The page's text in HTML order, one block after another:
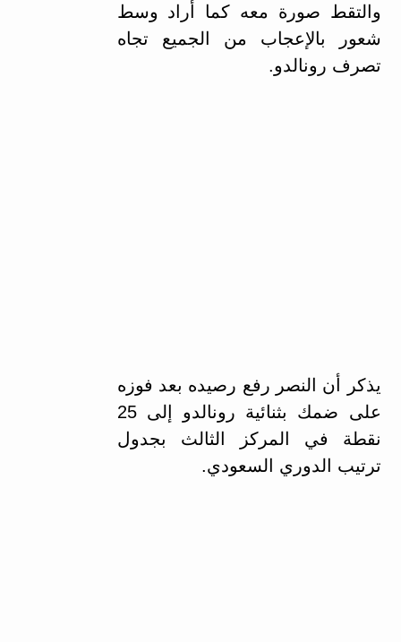
والتقط صورة معه كما أراد وسط
شعور بالإعجاب من الجميع تجاه
تصرف رونالدو.
يذكر أن النصر رفع رصيده بعد فوزه
على ضمك بثنائية رونالدو إلى 25
نقطة في المركز الثالث بجدول
ترتيب الدوري السعودي.